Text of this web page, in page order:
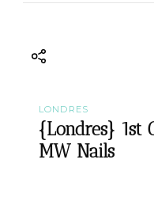
LONDRES
{Londres} 1st
MW Nails